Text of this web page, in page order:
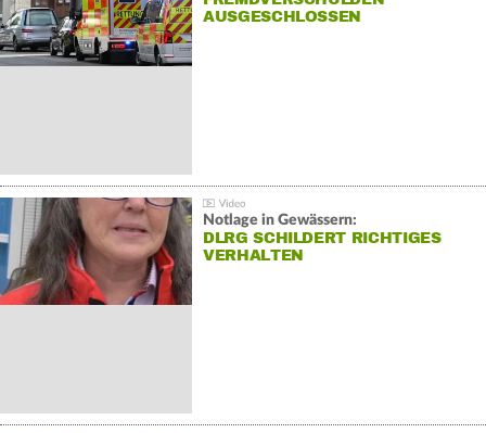
AUSGESCHLOSSEN
Notlage in Gewässern:
DLRG SCHILDERT RICHTIGES
VERHALTEN